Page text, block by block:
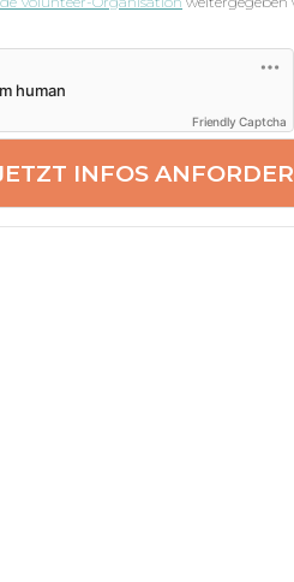
Friendly Captcha